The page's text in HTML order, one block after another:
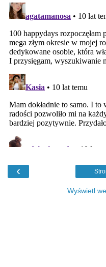
‹
Wyświetl